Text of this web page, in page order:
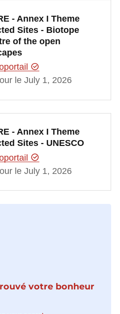
- Annex I Theme
Sites - Biotope
of the open
le July 1, 2026
- Annex I Theme
Sites - UNESCO
le July 1, 2026
votre bonheur